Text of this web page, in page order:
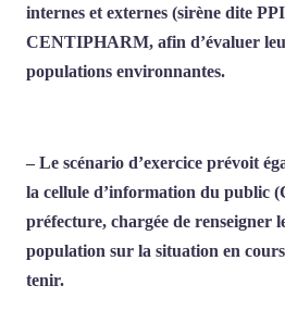
internes et externes (sirène dite
CENTIPHARM, afin d’évaluer
populations environnantes.
– Le scénario d’exercice prévoit
la cellule d’information du public
préfecture, chargée de renseigner
population sur la situation en
tenir.